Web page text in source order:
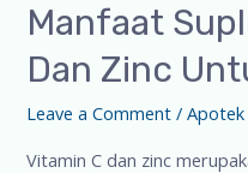
Manfaat
Dan Zinc
Leave a Comment /Apotek
Vitamin C dan zinc